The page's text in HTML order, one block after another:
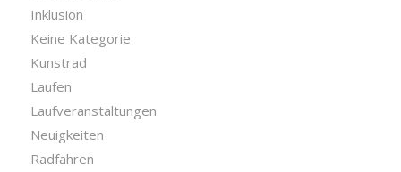
Inklusion
Keine Kategorie
Kunstrad
Laufen
Laufveranstaltungen
Neuigkeiten
Radfahren